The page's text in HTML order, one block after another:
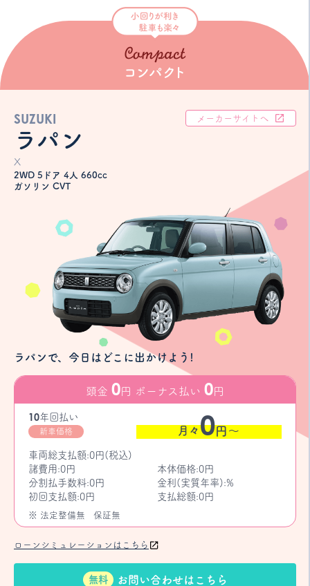
SUZUKI
ラパン
X
2WD 5ドア 4人 660cc
ガソリン CVT
メーカーサイトへ
ラパンで、今日はどこに出かけよう!
頭金 0円 ボーナス払い 0円
10年回払い
新車価格 月々0円〜
車両総支払額:0円(税込)
諸費用:0円
本体価格:0円
分割払手数料:0円
金利(実質年率):%
初回支払額:0円
支払総額:0円
※ 法定整備無保証無
ローンシミュレーションはこちら
無料 お問い合わせはこちら